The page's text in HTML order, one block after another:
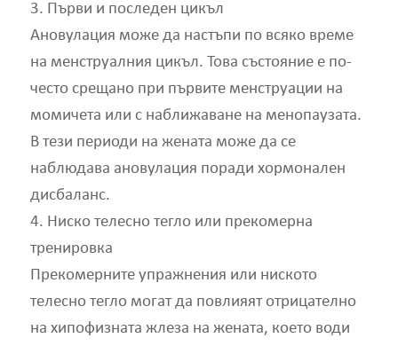
3. Първи и последен цикъл
Ановулация може да настъпи по всяко време
на менструалния цикъл. Това състояние е по-
често срещано при първите менструации на
момичета или с наближаване на менопаузата.
В тези периоди на жената може да се
наблюдава ановулация поради хормонален
дисбаланс.
4. Ниско телесно тегло или прекомерна
тренировка
Прекомерните упражнения или ниското
телесно тегло могат да повлияят отрицателно
на хипофизната жлеза на жената, което води